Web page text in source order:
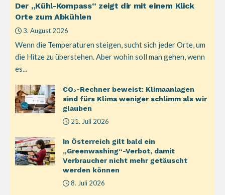
Der „Kühl-Kompass“ zeigt dir mit einem Klick
Orte zum Abkühlen
3. August 2026
Wenn die Temperaturen steigen, sucht sich jeder Orte, um
die Hitze zu überstehen. Aber wohin soll man gehen, wenn
es...
CO₂-Rechner beweist: Klimaanlagen
sind fürs Klima weniger schlimm als wir
glauben
21. Juli 2026
In Österreich gilt bald ein
„Greenwashing“-Verbot, damit
Verbraucher nicht mehr getäuscht
werden können
8. Juli 2026